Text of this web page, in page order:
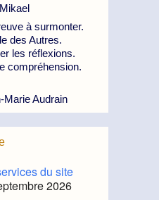
à surmonter.
des Autres.
les réflexions.
compréhension.
Marie Audrain
du site
2026